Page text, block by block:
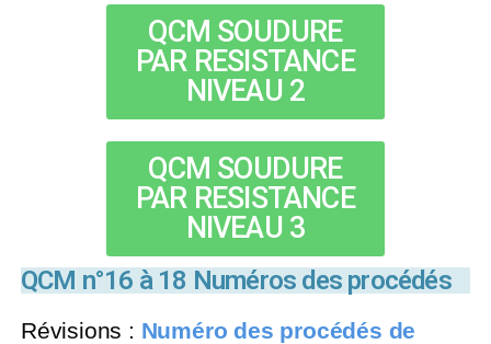
QCM SOUDURE
PAR RESISTANCE
NIVEAU 2
QCM SOUDURE
PAR RESISTANCE
NIVEAU 3
QCM n°16 à 18 Numéros des procédés
Révisions : Numéro des procédés de